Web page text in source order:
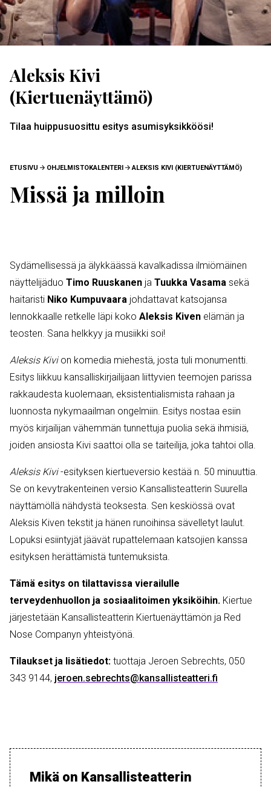
Aleksis Kivi
(Kiertuenäyttämö)
Tilaa huippusuosittu esitys asumisyksikköösi!
MURUPOLKU
ETUSIVU OHJELMISTOKALENTERI ALEKSIS KIVI (KIERTUENÄYTTÄMÖ)
Missä ja milloin
Sydämellisessä ja älykkäässä kavalkadissa ilmiömäinen
näyttelijäduo Timo Ruuskanen ja Tuukka Vasama sekä
haitaristi Niko Kumpuvaara johdattavat katsojansa
lennokkaalle retkelle läpi koko Aleksis Kiven elämän ja
teosten. Sana helkkyy ja musiikki soi!
Aleksis Kivion komedia miehestä, josta tuli monumentti.
Esitys liikkuu kansalliskirjailijaan liittyvien teemojen parissa
rakkaudesta kuolemaan, eksistentialismista rahaan ja
luonnosta nykymaailman ongelmiin. Esitys nostaa esiin
myös kirjailijan vähemmän tunnettuja puolia sekä ihmisiä,
joiden ansiosta Kivi saattoi olla se taiteilija, joka tahtoi olla.
Aleksis Kivi-esityksen kiertueversio kestää n. 50 minuuttia.
Se on kevytrakenteinen versio Kansallisteatterin Suurella
näyttämöllä nähdystä teoksesta. Sen keskiössä ovat
Aleksis Kiven tekstit ja hänen runoihinsa sävelletyt laulut.
Lopuksi esiintyjät jäävät rupattelemaan katsojien kanssa
esityksen herättämistä tuntemuksista.
Tämä esitys on tilattavissa vierailulle
terveydenhuollon ja sosiaalitoimen yksiköihin. Kiertue
järjestetään Kansallisteatterin Kiertuenäyttämön ja Red
Nose Companyn yhteistyönä.
Tilaukset ja lisätiedot: tuottaja Jeroen Sebrechts, 050
343 9144, jeroen.sebrechts@kansallisteatteri.fi
Mikä on Kansallisteatterin